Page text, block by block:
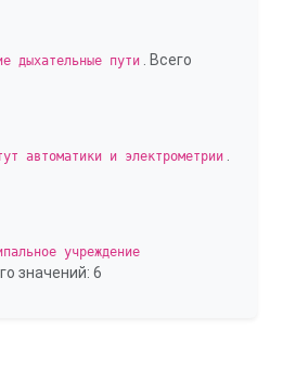
дыхательные пути . Всего
автоматики и электрометрии
учреждение
значений: 6